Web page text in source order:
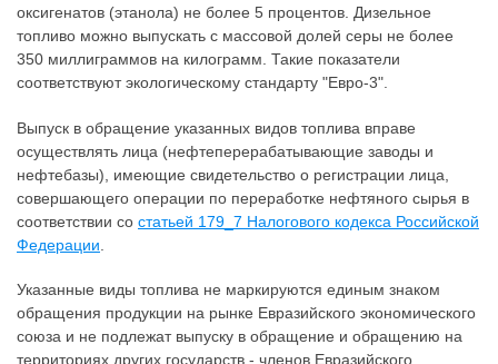
оксигенатов (этанола) не более 5 процентов. Дизельное
топливо можно выпускать с массовой долей серы не более
350 миллиграммов на килограмм. Такие показатели
соответствуют экологическому стандарту "Евро-3".
Выпуск в обращение указанных видов топлива вправе
осуществлять лица (нефтеперерабатывающие заводы и
нефтебазы), имеющие свидетельство о регистрации лица,
совершающего операции по переработке нефтяного сырья в
соответствии со статьей 179_7 Налогового кодекса Российской
Федерации
Указанные виды топлива не маркируются единым знаком
обращения продукции на рынке Евразийского экономического
союза и не подлежат выпуску в обращение и обращению на
территориях других государств - членов Евразийского